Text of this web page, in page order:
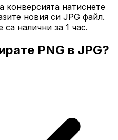
конверсията натиснете
новия си JPG файл.
са налични за 1 час.
PNG в JPG?